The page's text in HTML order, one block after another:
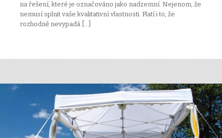
na řešení, které je označováno jako nadzemní. Nejenom, že
nemusí splnit vaše kvalitativní vlastnosti. Platí i to, že
rozhodně nevypadá […]